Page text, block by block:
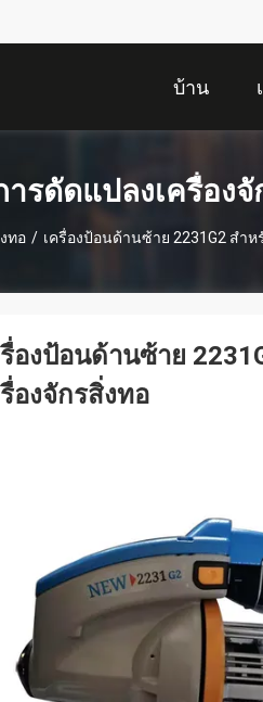
บ้าน
ารดัดแปลงเครื่อง
ทอ / เครื่องป้อนด้านซ้าย 2231G2 สำห
องป้อนด้านซ้าย
องจักรสิ่งทอ